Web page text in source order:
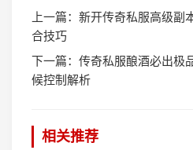
上一篇： 新开传奇私服高级副
合技巧
下一篇： 传奇私服酿酒必出极
候控制解析
相关推荐